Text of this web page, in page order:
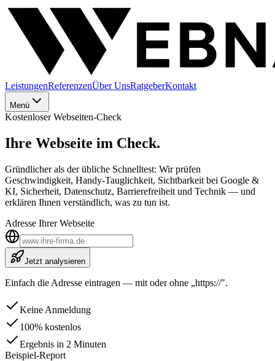
LeistungenReferenzenÜber UnsRatgeberKontakt
Menü
Kostenloser Webseiten-Check
Ihre Webseite im Check.
Gründlicher als der übliche Schnelltest: Wir prüfen
Geschwindigkeit, Handy-Tauglichkeit, Sichtbarkeit bei Google &
KI, Sicherheit, Datenschutz, Barrierefreiheit und Technik — und
erklären Ihnen verständlich, was zu tun ist.
Adresse Ihrer Webseite
Jetzt analysieren
Einfach die Adresse eintragen — mit oder ohne „https://".
Keine Anmeldung
100% kostenlos
Ergebnis in 2 Minuten
Beispiel-Report